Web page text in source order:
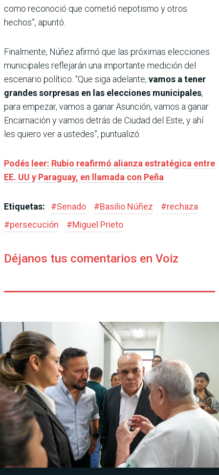
como reconoció que cometió nepotismo y otros
hechos”, apuntó.
Finalmente, Núñez afirmó que las próximas elecciones
municipales reflejarán una importante medición del
escenario político. “Que siga adelante, vamos a tener
grandes sorpresas en las elecciones municipales,
para empezar, vamos a ganar Asunción, vamos a ganar
Encarnación y vamos detrás de Ciudad del Este, y ahí
les quiero ver a ustedes”, puntualizó.
Podés leer: Rubio reafirmó alianza estratégica entre
EE. UU y Paraguay, en llamada con Peña
Etiquetas: #Senado #Basilio Núñez #rechaza
#persecución #Miguel Prieto
Déjanos tus comentarios en Voiz